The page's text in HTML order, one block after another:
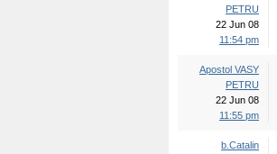
PETRU
22 Jun 08
11:54 pm
Apostol VASY
PETRU
22 Jun 08
11:55 pm
b.Catalin